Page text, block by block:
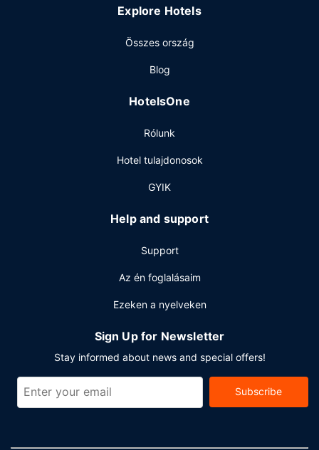
sütő a közös használatú helyiségben és hűtő a közös
érkező vendégek számára ingyenes egyéni parkolás
Explore Hotels
Összes ország
Blog
HotelsOne
Rólunk
Hotel tulajdonosok
GYIK
Help and support
Support
Az én foglalásaim
Ezeken a nyelveken
Sign Up for Newsletter
Stay informed about news and special offers!
Subscribe